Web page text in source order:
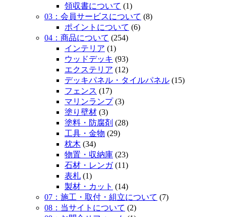
領収書について (1)
03：会員サービスについて (8)
ポイントについて (6)
04：商品について (254)
インテリア (1)
ウッドデッキ (93)
エクステリア (12)
デッキパネル・タイルパネル (15)
フェンス (17)
マリンランプ(3)
塗り壁材 (3)
塗料・防腐剤 (28)
工具・金物 (29)
枕木 (34)
物置・収納庫 (23)
石材・レンガ(11)
表札 (1)
製材・カット (14)
07：施工・取付・組立について (7)
08：当サイトについて (2)